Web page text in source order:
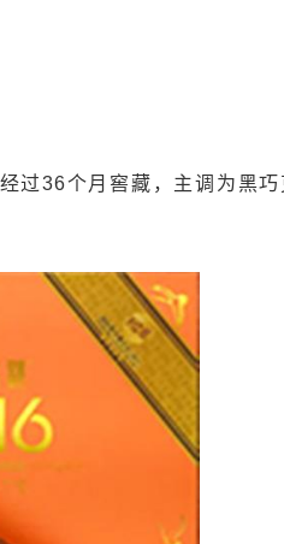
过36个月窖藏，主调为黑